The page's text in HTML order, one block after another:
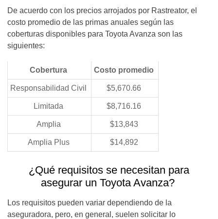
De acuerdo con los precios arrojados por Rastreator, el
costo promedio de las primas anuales según las
coberturas disponibles para Toyota Avanza son las
siguientes:
Cobertura Costo promedio
Responsabilidad Civil $5,670.66
Limitada $8,716.16
Amplia $13,843
Amplia Plus $14,892
¿Qué requisitos se necesitan para
asegurar un Toyota Avanza?
Los requisitos pueden variar dependiendo de la
aseguradora, pero, en general, suelen solicitar lo